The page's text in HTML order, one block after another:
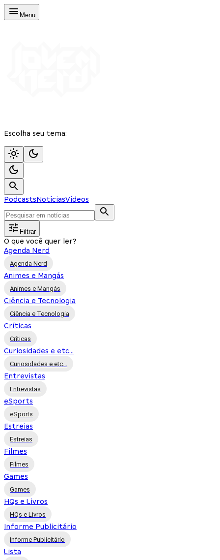
Menu
Escolha seu tema:
PodcastsNotíciasVídeos
Filtrar
O que você quer ler?
Agenda Nerd
Agenda Nerd
Animes e Mangás
Animes e Mangás
Ciência e Tecnologia
Ciência e Tecnologia
Críticas
Críticas
Curiosidades e etc...
Curiosidades e etc...
Entrevistas
Entrevistas
eSports
eSports
Estreias
Estreias
Filmes
Filmes
Games
Games
HQs e Livros
HQs e Livros
Informe Publicitário
Informe Publicitário
Lista